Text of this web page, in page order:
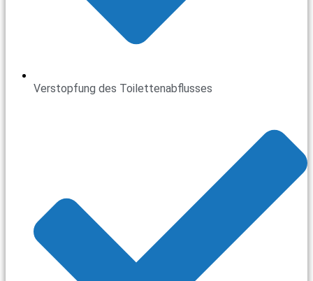
Verstopfung des Toilettenabflusses